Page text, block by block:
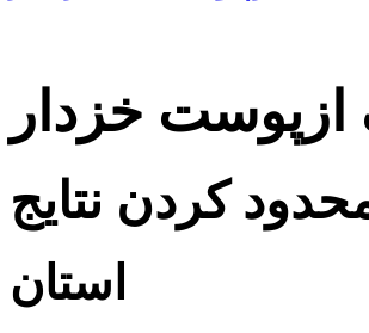
ازپوست خزدار
کردن نتایج
استان